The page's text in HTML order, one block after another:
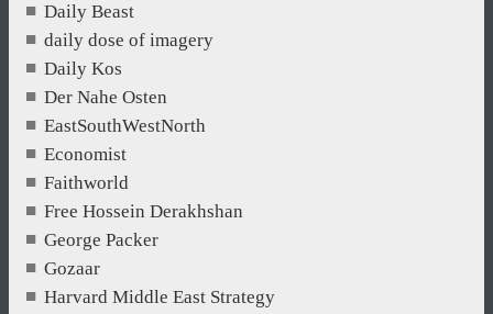
Daily Beast
daily dose of imagery
Daily Kos
Der Nahe Osten
EastSouthWestNorth
Economist
Faithworld
Free Hossein Derakhshan
George Packer
Gozaar
Harvard Middle East Strategy